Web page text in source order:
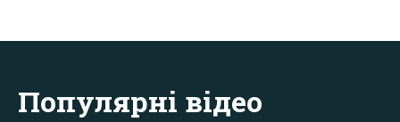
Популярні відео